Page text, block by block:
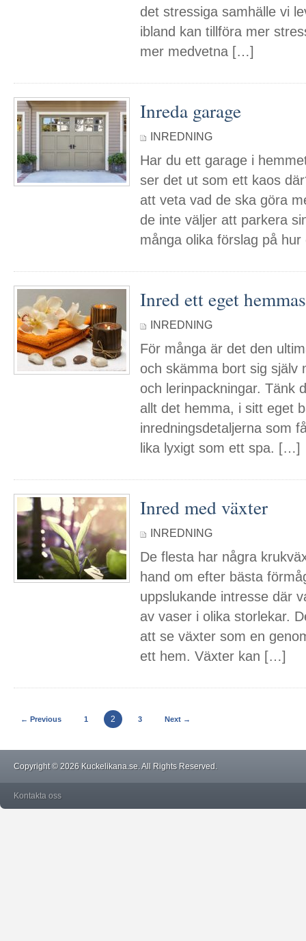
det stressiga samhälle vi
ibland kan tillföra mer
mer medvetna […]
Inreda garage
INREDNING
Har du ett garage i
ser det ut som ett kaos
att veta vad de ska göra
de inte väljer att parkera
många olika förslag på
Inred ett eget
INREDNING
För många är det den
och skämma bort sig själv
och lerinpackningar. Tänk
allt det hemma, i sitt eget
inredningsdetaljerna som
lika lyxigt som ett spa. […]
Inred med växter
INREDNING
De flesta har några
hand om efter bästa
uppslukande intresse där
av vaser i olika storlekar.
att se växter som en
ett hem. Växter kan […]
← Previous 1 2 3 Next →
Copyright © 2026 Kuckelikana.se. All Rights Reserved.
Kontakta oss